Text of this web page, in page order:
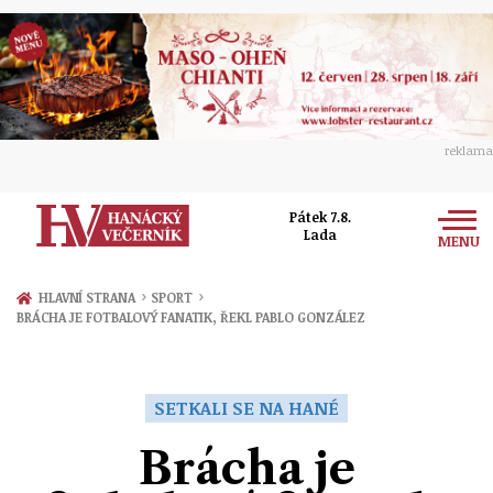
reklama
Pátek 7.8.
Lada
MENU
Zprávy
HLAVNÍ STRANA › SPORT ›
BRÁCHA JE FOTBALOVÝ FANATIK, ŘEKL PABLO GONZÁLEZ
SETKALI SE NA HANÉ
Brácha je